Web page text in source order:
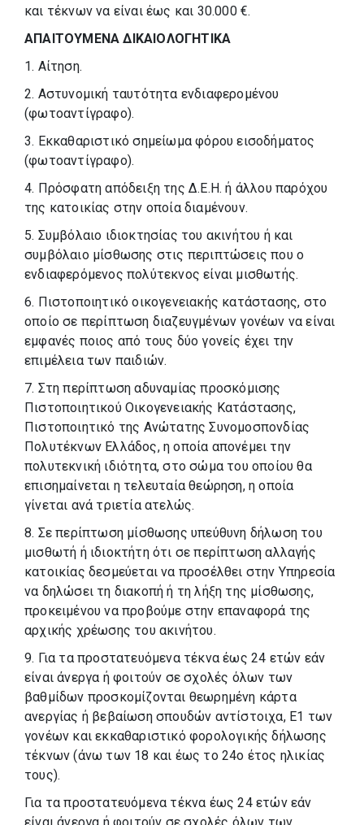
και τέκνων να είναι έως και 30.000 €.
ΑΠΑΙΤΟΥΜΕΝΑ ΔΙΚΑΙΟΛΟΓΗΤΙΚΑ
1. Αίτηση.
2. Αστυνομική ταυτότητα ενδιαφερομένου
(φωτοαντίγραφο).
3. Εκκαθαριστικό σημείωμα φόρου εισοδήματος
(φωτοαντίγραφο).
4. Πρόσφατη απόδειξη της Δ.Ε.Η. ή άλλου παρόχου
της κατοικίας στην οποία διαμένουν.
5. Συμβόλαιο ιδιοκτησίας του ακινήτου ή και
συμβόλαιο μίσθωσης στις περιπτώσεις που ο
ενδιαφερόμενος πολύτεκνος είναι μισθωτής.
6. Πιστοποιητικό οικογενειακής κατάστασης, στο
οποίο σε περίπτωση διαζευγμένων γονέων να είναι
εμφανές ποιος από τους δύο γονείς έχει την
επιμέλεια των παιδιών.
7. Στη περίπτωση αδυναμίας προσκόμισης
Πιστοποιητικού Οικογενειακής Κατάστασης,
Πιστοποιητικό της Ανώτατης Συνομοσπονδίας
Πολυτέκνων Ελλάδος, η οποία απονέμει την
πολυτεκνική ιδιότητα, στο σώμα του οποίου θα
επισημαίνεται η τελευταία θεώρηση, η οποία
γίνεται ανά τριετία ατελώς.
8. Σε περίπτωση μίσθωσης υπεύθυνη δήλωση του
μισθωτή ή ιδιοκτήτη ότι σε περίπτωση αλλαγής
κατοικίας δεσμεύεται να προσέλθει στην Υπηρεσία
να δηλώσει τη διακοπή ή τη λήξη της μίσθωσης,
προκειμένου να προβούμε στην επαναφορά της
αρχικής χρέωσης του ακινήτου.
9. Για τα προστατευόμενα τέκνα έως 24 ετών εάν
είναι άνεργα ή φοιτούν σε σχολές όλων των
βαθμίδων προσκομίζονται θεωρημένη κάρτα
ανεργίας ή βεβαίωση σπουδών αντίστοιχα, Ε1 των
γονέων και εκκαθαριστικό φορολογικής δήλωσης
τέκνων (άνω των 18 και έως το 24ο έτος ηλικίας
τους).
Για τα προστατευόμενα τέκνα έως 24 ετών εάν